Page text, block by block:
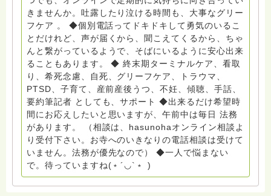
6452769 一般社団法人グリーフケアともしび ◆『ビハ
ーラサロン おしゃべりカフェひだまり』 ビハーラ和歌
山代表 居場所運営 問い合わせ申込⬇️こちらから
griefcare.tomoshibi@icloud.com ◆GEはしもとサピュ
イエ 所属 （Gender Equity 誰もが自分らしく生きるこ
とができる社会をめざして）DV・女性支援 ◆認定NPO
京都自死自殺相談センターSotto 元グリーフサポート委
員長（2018〜2024） ◆保育士.幼稚園教諭.小学校教諭.
レクリエーションインストラクター.中学校DV授業 10年
間 保育 教育の現場で 総主任として勤めた経験も生かし
つつ、お話できることがあれば 幸いです。 いつも あな
たとともに。南無阿弥陀仏 ここでは、宗旨を問いませ
ん。 まずは、ひとりで抱え込まないで。 来寺お問い合
わせは⬇️こちらから miehimeyo@gmail.com ※時間を割
いて、あなたに向き合っています。 ですので、過去の
きませんか。吐露したり泣ける時間も、大事なグリー
フケア 。 ◆個別電話ってドキドキして勇気のいるこ
とだけれど、声が届くから、聞こえてくるから、ちゃ
んと繋がっているようで、そばにいるように安心出来
ることもあります。 ◆ 終末期ターミナルケア、看取
り、希死念慮、自死、グリーフケア、トラウマ、
PTSD、子育て、産前産後うつ、不妊、傾聴、手話、
要約筆記者 としても、サポート ◆出来るだけ希望時
間にお応えしたいと思いますが、午前中は毎日 法務
があります。 （相談は、hasunohaオンライン相談よ
り受付下さい。お寺へのいきなりの電話相談は受けて
いません。法務が優先なので） ◆一人で悩まない
で。待っていますね(﹡´◡`﹡ )